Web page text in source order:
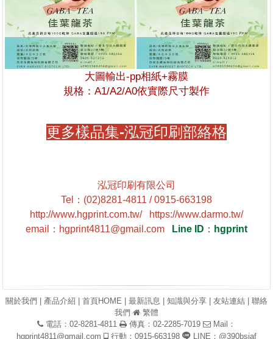
大圖輸出-pp相紙+霧膜
規格： A1/A2/A0依實際尺寸製作
更多樣品集-泓冠印刷部絡格
泓冠印刷有限公司
Tel
： (02)8281-4811 / 0915-663198
http://www.hgprint.com.tw/
https://www.darmo.tw/
email
： hgprint4811@gmail.com Line ID ： hgprint
關於我們 產品介紹 首頁HOME 最新訊息 知識與分享 友站連結
聯絡
我們
繁體
電話：02-8281-4811
傳真：02-2285-7019
Mail：
hgprint4811@gmail.com
行動：0915-663198 LINE：@390bsiaf